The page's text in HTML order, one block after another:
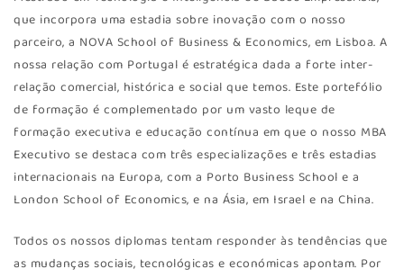
que incorpora uma estadia sobre inovação com o nosso
parceiro, a NOVA School of Business & Economics, em Lisboa. A
nossa relação com Portugal é estratégica dada a forte inter-
relação comercial, histórica e social que temos. Este portefólio
de formação é complementado por um vasto leque de
formação executiva e educação contínua em que o nosso MBA
Executivo se destaca com três especializações e três estadias
internacionais na Europa, com a Porto Business School e a
London School of Economics, e na Ásia, em Israel e na China.
Todos os nossos diplomas tentam responder às tendências que
as mudanças sociais, tecnológicas e económicas apontam. Por